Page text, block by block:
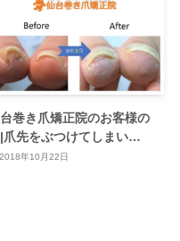
巻き爪矯正院のお客様の
爪先をぶつけてしまい…
2018年10月22日